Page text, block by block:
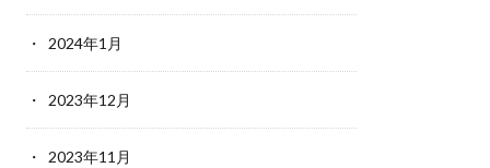
2024年1月
2023年12月
2023年11月